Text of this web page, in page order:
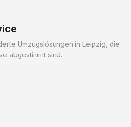
Umzugslösungen in Leipzig, die
abgestimmt sind.